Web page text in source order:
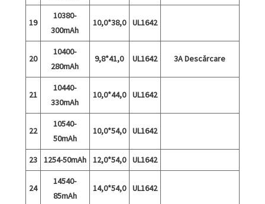
19
10380-
300mAh
10,0*38,0 UL1642
20
10400-
280mAh
9,8*41,0 UL1642 3A Descărcare
21
10440-
330mAh
10,0*44,0 UL1642
22
10540-
50mAh
10,0*54,0 UL1642
23 1254-50mAh 12,0*54,0 UL1642
24
14540-
85mAh
14,0*54,0 UL1642